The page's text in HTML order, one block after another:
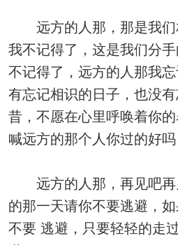
远方的人那，那是我们
我不记得了，这是我们分
不记得了，远方的人那我
有忘记相识的日子，也没
昔，不愿在心里呼唤着你
喊远方的那个人你过的好吗
远方的人那，再见吧再
的那一天请你不要逃避，
不要 逃避，只要轻轻的走